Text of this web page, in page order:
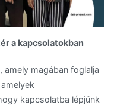
a kapcsolatokban
amely magában foglalja
kapcsolatba lépjünk